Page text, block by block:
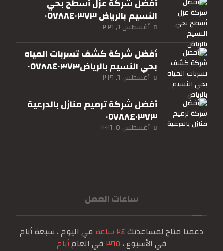
أفضل شركة عزل أسطح بحي
النسيم بالرياض ٠٥٧٨٨٤٠٣٧٣
أغسطس ٦, ٢٠٢٦
أفضل شركة كشف تسربات المياه
بحي النسيم بالرياض٠٥٧٨٨٤٠٣٧٣
أغسطس ٦, ٢٠٢٦
أفضل شركة ترميم منازل بالدرعية
٠٥٧٨٨٤٠٣٧٣
أغسطس ٥, ٢٠٢٦
ساعات العمل
دعمنا متاح لمساعدتك٢٤ ساعة
في اليوم ، سبعة أيام
في الأسبوع ، ٣٦٥ في العامأيام